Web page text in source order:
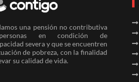
una pensión no contributiva
en condición de
severa y que se encuentren
de pobreza, con la finalidad
su calidad de vida.